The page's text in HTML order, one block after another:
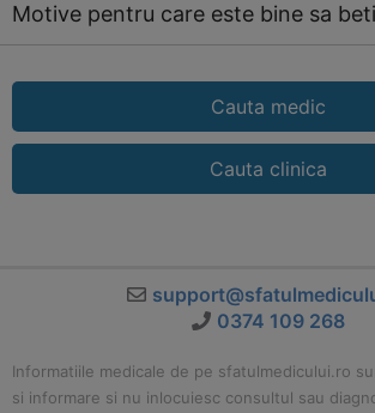
Motive pentru care este bine sa
Cauta medic
Cauta clinica
0374 109 268
Informatiile medicale de pe sfatulmedicului.ro
si informare si nu inlocuiesc consultul sau